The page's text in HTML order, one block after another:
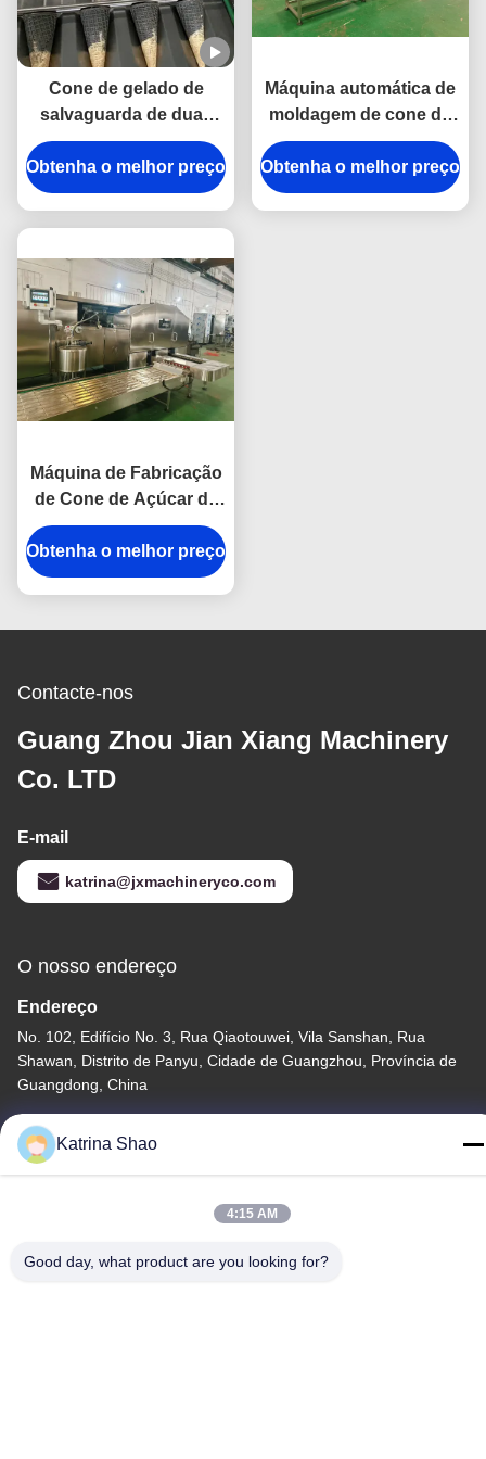
Cone de gelado de
salvaguarda de duas
cores do gás 3500pcs/h
que faz a máquina
Obtenha o melhor preço
Máquina automática de
moldagem de cone de
açúcar - Design de
poupança de energia
com placas de
Obtenha o melhor preço
Máquina de Fabricação
de Cone de Açúcar de
Alta Eficiência - Até
11.000 MiniCones por
Hora
Obtenha o melhor preço
Contacte-nos
Guang Zhou Jian Xiang Machinery
Co. LTD
E-mail
katrina@jxmachineryco.com
O nosso endereço
Endereço
No. 102, Edifício No. 3, Rua Qiaotouwei, Vila Sanshan, Rua
Shawan, Distrito de Panyu, Cidade de Guangzhou, Província de
Guangdong, China
Telefone
86--15913188664
Katrina Shao
4:15 AM
Good day, what product are you looking for?